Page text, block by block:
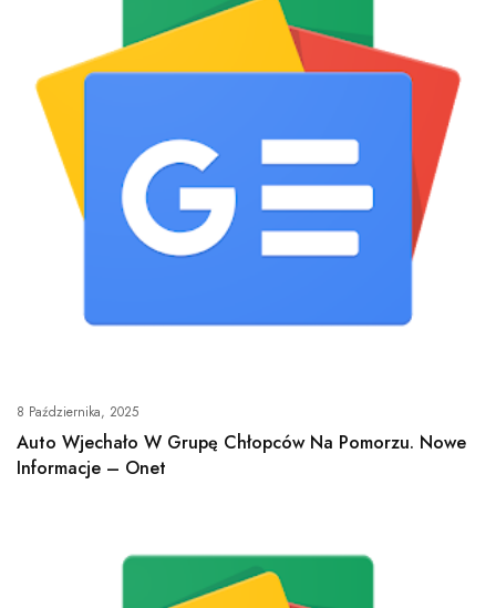
8 Października, 2025
Auto Wjechało W Grupę Chłopców Na Pomorzu. Nowe
Informacje – Onet